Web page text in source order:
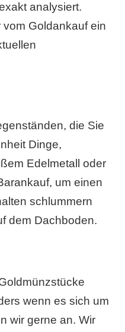
analysiert.
Goldankauf ein
die Sie
Dinge,
Edelmetall oder
um einen
schlummern
dem Dachboden.
wenn es sich um
wir gerne an. Wir